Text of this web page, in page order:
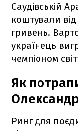
Саудівській
коштували
гривень.
українець
чемпіоном
Як
Ринг для